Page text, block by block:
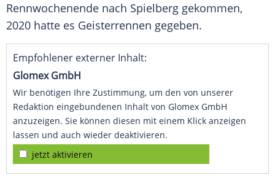
Rennwochenende nach Spielberg gekommen,
2020 hatte es Geisterrennen gegeben.
Empfohlener externer Inhalt:
Glomex GmbH
Wir benötigen Ihre Zustimmung, um den von unserer
Redaktion eingebundenen Inhalt von Glomex GmbH
anzuzeigen. Sie können diesen mit einem Klick anzeigen
lassen und auch wieder deaktivieren.
jetzt aktivieren